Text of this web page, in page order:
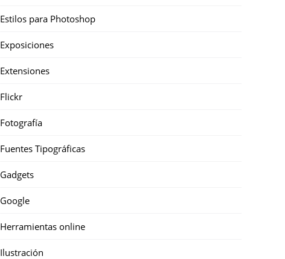
Estilos para Photoshop
Exposiciones
Extensiones
Flickr
Fotografía
Fuentes Tipográficas
Gadgets
Google
Herramientas online
Ilustración